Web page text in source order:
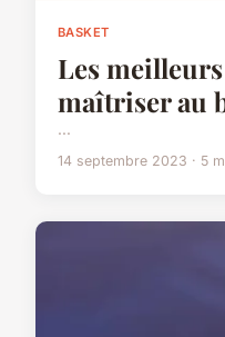
BASKET
Les
maîtriser au
...
14 septembre 2023 · 5